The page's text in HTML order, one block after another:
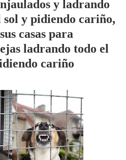
y ladrando
y pidiendo cariño,
casas para
ladrando todo el
cariño